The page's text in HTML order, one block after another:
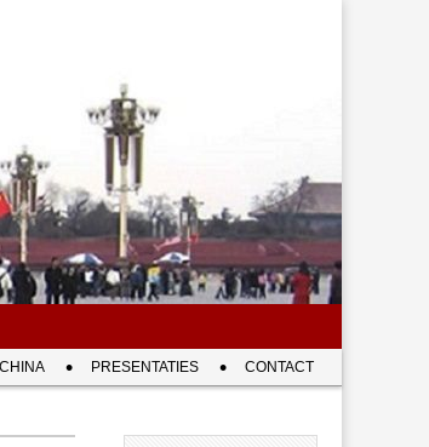
PRESENTATIES CONTACT